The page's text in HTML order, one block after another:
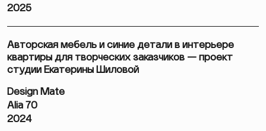
2025
Авторская мебель и синие детали в интерьере
квартиры для творческих заказчиков — проект
студии Екатерины Шиловой
Design Mate
Alia 70
2024